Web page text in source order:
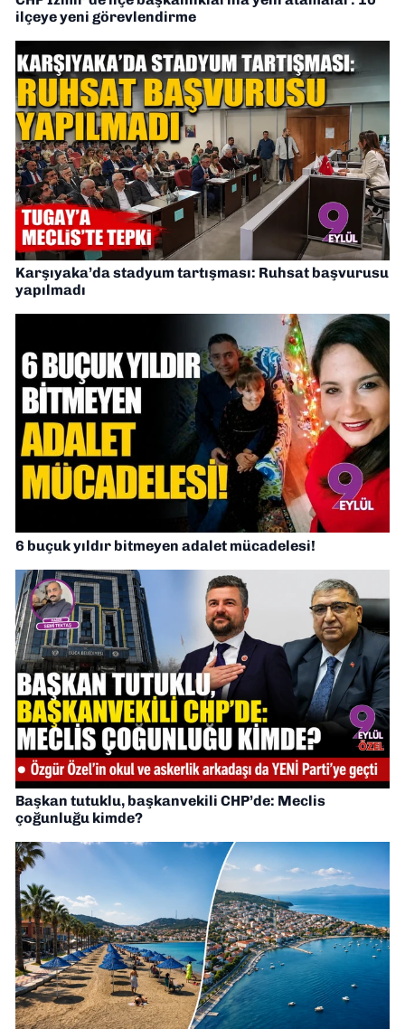
ilçeye yeni görevlendirme
Karşıyaka’da stadyum tartışması: Ruhsat başvurusu
yapılmadı
6 buçuk yıldır bitmeyen adalet mücadelesi!
Başkan tutuklu, başkanvekili CHP’de: Meclis
çoğunluğu kimde?